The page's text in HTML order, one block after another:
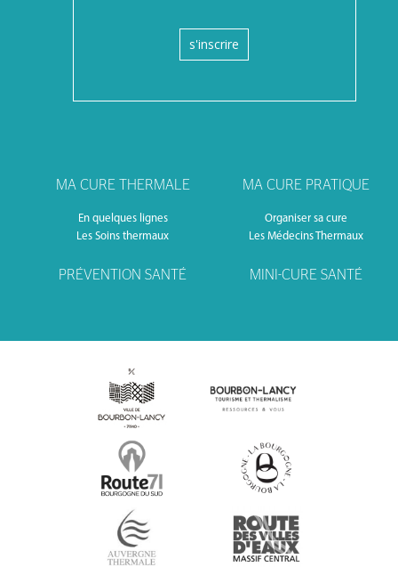
s'inscrire
MA CURE THERMALE
En quelques lignes
Les Soins thermaux
MA CURE PRATIQUE
Organiser sa cure
Les Médecins Thermaux
PRÉVENTION SANTÉ MINI-CURE SANTÉ